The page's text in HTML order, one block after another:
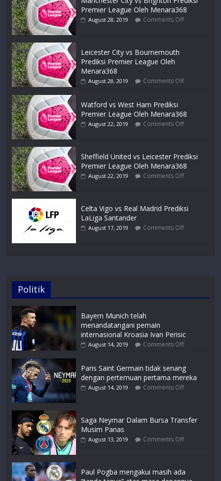
Premier League Oleh Menara368
August 28, 2019 Comments Off
Leicester City vs Bournemouth
Prediksi Premier League Oleh
Menara368
August 28, 2019 Comments Off
Watford vs West Ham Prediksi
Premier League Oleh Menara368
August 22, 2019 Comments Off
Sheffield United vs Leicester Prediksi
Premier League Oleh Menara368
August 22, 2019 Comments Off
Celta Vigo vs Real Madrid Prediksi
LaLiga Santander
August 17, 2019 Comments Off
Politik
Bayern Munich telah
menandatangani pemain
internasional Kroasia Ivan Perisic
August 14, 2019 Comments Off
Paris Saint Germain tidak senang
dengan pertemuan pertama mereka
August 14, 2019 Comments Off
Saga Neymar Dalam Bursa Transfer
Musim Panas
August 13, 2019 Comments Off
Paul Pogba mengakui masih ada